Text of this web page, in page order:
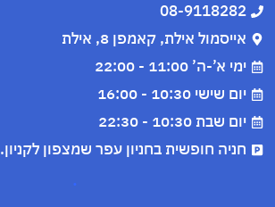
08-9118282
אייסמול אילת, קאמפן 8, אילת
ימי א’-ה’ 11:00 - 22:00
יום שישי 10:30 - 16:00
יום שבת 10:30 - 22:30
חניה חופשית בחניון עפר שמצפון לקניון.
.